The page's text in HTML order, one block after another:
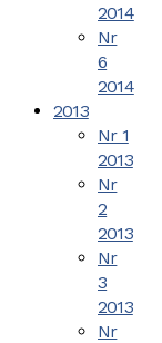
2014
Nr
6
2014
2013
Nr 1
2013
Nr
2
2013
Nr
3
2013
Nr